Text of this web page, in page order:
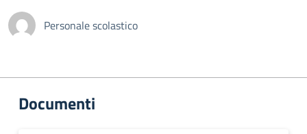
Personale scolastico
Documenti